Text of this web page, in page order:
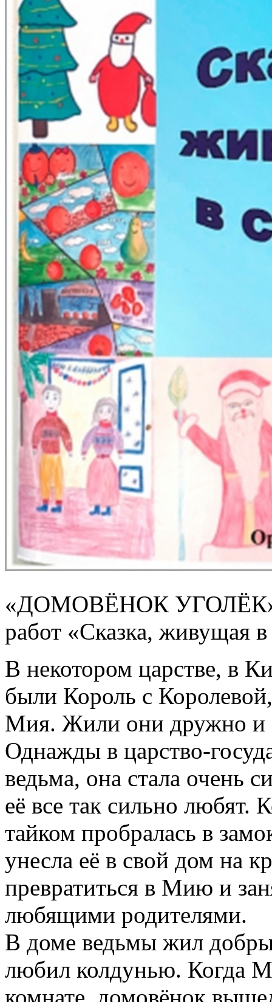
«ДОМОВЁНОК УГОЛЁК»
работ «Сказка, живущая
В некотором царстве, в
были Король с
Мия. Жили они дружно и
Однажды в царство-
ведьма, она стала очень
её все так сильно любят.
тайком пробралась в
унесла её в свой дом на
превратиться в Мию и
любящими родителями.
В доме ведьмы жил
любил колдунью. Когда
комнате, домовёнок